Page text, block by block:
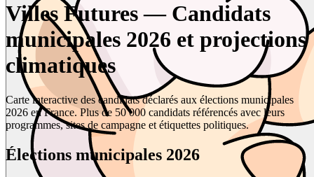
Villes Futures — Candidats
municipales 2026 et projections
climatiques
Carte interactive des candidats déclarés aux élections municipales
2026 en France. Plus de 50 000 candidats référencés avec leurs
programmes, sites de campagne et étiquettes politiques.
Élections municipales 2026